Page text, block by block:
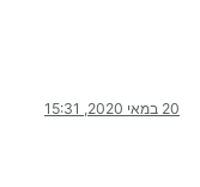
20 במאי 2020, 15:31